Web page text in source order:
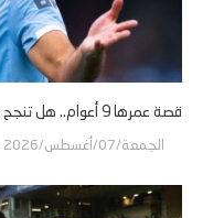
قصة عمرها 9 أعوام.. هل تنجح محاولة برشلونة الثانية لضم رودري ...
الجمعة/07/أغسطس/2026 - 01:15 م